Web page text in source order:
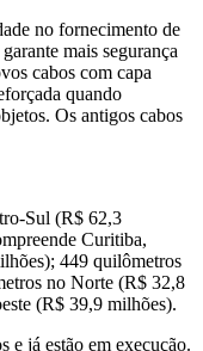
no fornecimento de
mais segurança
cabos com capa
quando
Os antigos cabos
Sul (R$ 62,3
Curitiba,
449 quilômetros
no Norte (R$ 32,8
(R$ 39,9 milhões).
e já estão em execução.